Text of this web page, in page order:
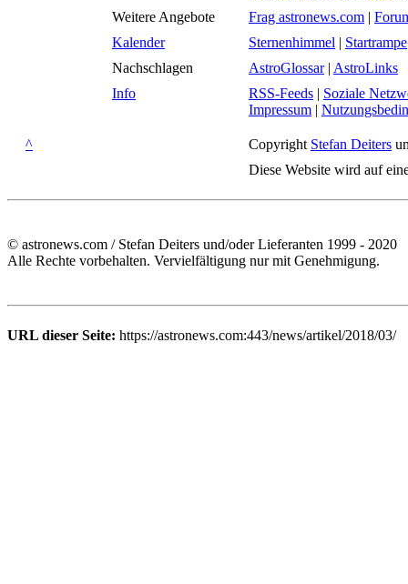
Weitere Angebote
Frag astronews.com |
Kalender
Sternenhimmel | Startrampe
Nachschlagen
AstroGlossar| AstroLinks
Info
RSS-Feeds | Soziale
Impressum |
^ Copyright Stefan Deiters
Diese Website wird auf
© astronews.com / Stefan Deiters und/oder Lieferanten 1999 - 2020
Alle Rechte vorbehalten. Vervielfältigung nur mit Genehmigung.
URL dieser Seite: https://astronews.com:443/news/artikel/2018/03/